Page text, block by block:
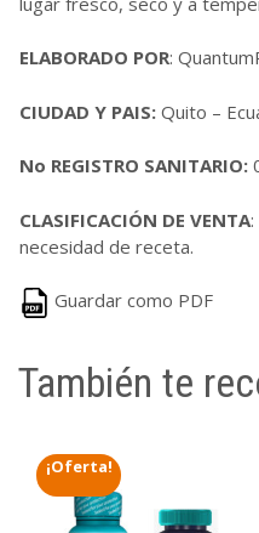
ELABORADO POR:
CIUDAD Y PAIS: Quito –
No REGISTRO SANITARIO:
CLASIFICACIÓN DE VENTA
necesidad de receta.
Guardar como PDF
También te
¡Oferta!